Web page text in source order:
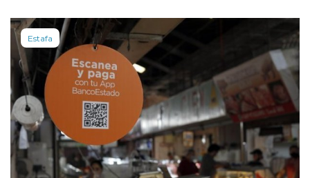
Estafa